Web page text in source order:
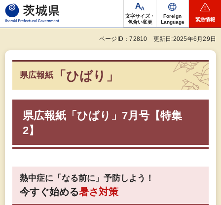
茨城県
文字サイズ・
色合い変更
Foreign
Language
緊急情報
ページID：72810 更新日:2025年6月29日
県広報紙 「ひばり」
県広報紙「ひばり」7月号【特集
2】
熱中症に「なる前に」予防しよう！
今すぐ始める暑さ対策